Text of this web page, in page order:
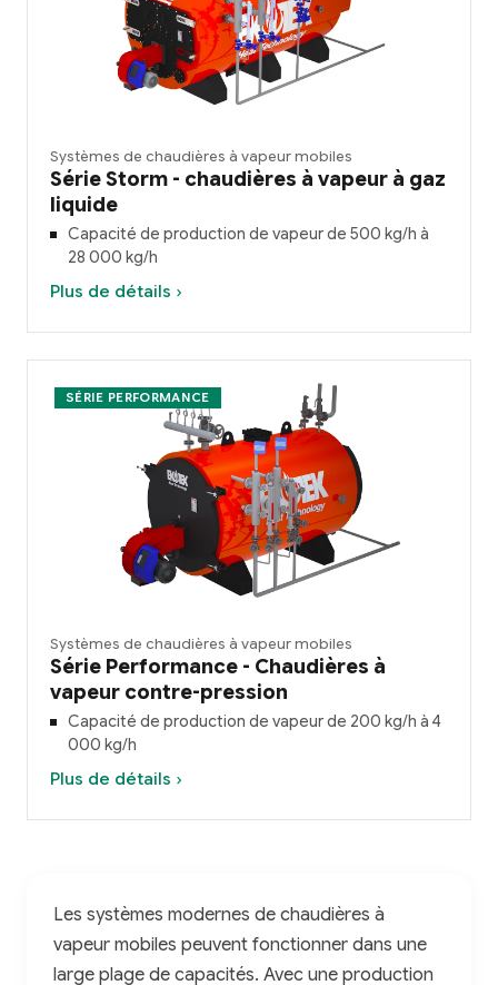
Systèmes de chaudières à vapeur mobiles
Série Storm - chaudières à vapeur à gaz
liquide
Capacité de production de vapeur de 500 kg/h à
28 000 kg/h
Plus de détails ›
SÉRIE PERFORMANCE
Systèmes de chaudières à vapeur mobiles
Série Performance - Chaudières à
vapeur contre-pression
Capacité de production de vapeur de 200 kg/h à 4
000 kg/h
Plus de détails ›
Les systèmes modernes de chaudières à
vapeur mobiles peuvent fonctionner dans une
large plage de capacités. Avec une production